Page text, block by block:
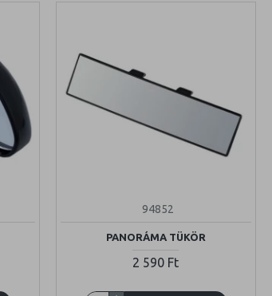
94852
PANORÁMA TÜKÖR
2 590 Ft